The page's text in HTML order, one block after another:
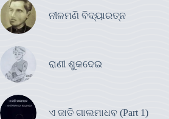
ନୀଳମଣି ବିଦ୍ୟାରତ୍ନ
ରାଣୀ ଶୁକଦେଇ
ଏ ଜାତି ଗାଲମାଧବ (Part 1)